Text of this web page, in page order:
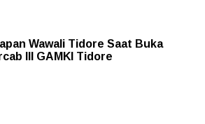
Wawali Tidore Saat Buka
III GAMKI Tidore